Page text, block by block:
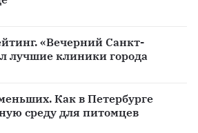
«Вечерний Санкт-
лучшие клиники города
Как в Петербурге
среду для питомцев